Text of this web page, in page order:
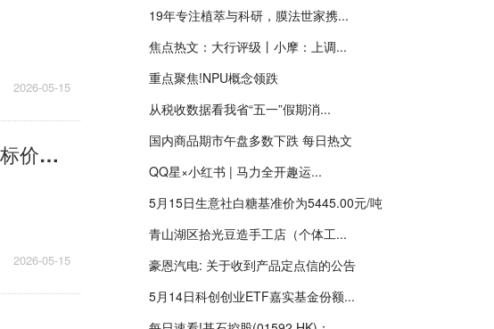
2026-05-15
焦点热文：大行评级丨小摩：上调阿里巴巴H股目标价至200港元，上调经调整每股盈利预测
2026-05-15
19年专注植萃与科研，膜法世家携...
焦点热文：大行评级丨小摩：上调...
重点聚焦!NPU概念领跌
从税收数据看我省“五一”假期消...
国内商品期市午盘多数下跌 每日热文
QQ星×小红书 | 马力全开趣运...
5月15日生意社白糖基准价为5445.00元/吨
青山湖区拾光豆造手工店（个体工...
豪恩汽电: 关于收到产品定点信的公告
5月14日科创创业ETF嘉实基金份额...